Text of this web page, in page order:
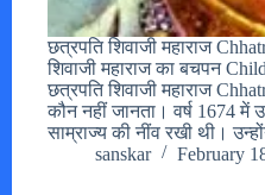
छत्रपति शिवाजी महाराज
शिवाजी महाराज का बचपन
छत्रपति शिवाजी महाराज
कौन नहीं जानता। वर्ष 1674 में
साम्राज्य की नींव रखी थी।
sanskar
February